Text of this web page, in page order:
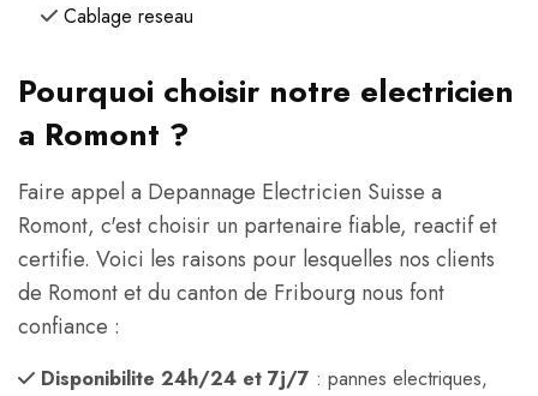
Cablage reseau
Pourquoi choisir notre electricien
a Romont ?
Faire appel a Depannage Electricien Suisse a
Romont, c'est choisir un partenaire fiable, reactif et
certifie. Voici les raisons pour lesquelles nos clients
de Romont et du canton de Fribourg nous font
confiance :
Disponibilite 24h/24 et 7j/7 : pannes electriques,